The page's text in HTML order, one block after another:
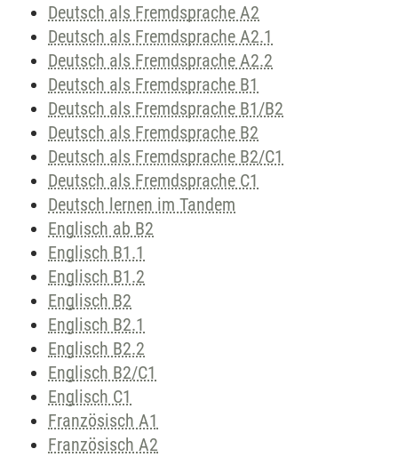
Deutsch als Fremdsprache A2
Deutsch als Fremdsprache A2.1
Deutsch als Fremdsprache A2.2
Deutsch als Fremdsprache B1
Deutsch als Fremdsprache B1/B2
Deutsch als Fremdsprache B2
Deutsch als Fremdsprache B2/C1
Deutsch als Fremdsprache C1
Deutsch lernen im Tandem
Englisch ab B2
Englisch B1.1
Englisch B1.2
Englisch B2
Englisch B2.1
Englisch B2.2
Englisch B2/C1
Englisch C1
Französisch A1
Französisch A2